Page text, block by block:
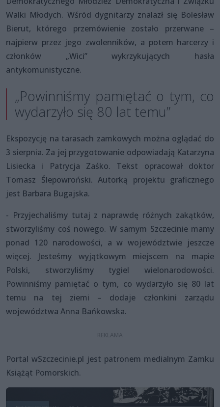
Walki Młodych. Wśród dygnitarzy znalazł się Bolesław
Bierut, którego przemówienie zostało przerwane –
najpierw przez jego zwolenników, a potem harcerzy i
członków „Wici” wykrzykujących hasła
antykomunistyczne.
„Powinniśmy pamiętać o tym, co
wydarzyło się 80 lat temu”
Ekspozycję na tarasach zamkowych można oglądać do
3 sierpnia. Za jej przygotowanie odpowiadają Katarzyna
Lisiecka i Patrycja Zaśko. Tekst opracował doktor
Tomasz Ślepowroński. Autorką projektu graficznego
jest Barbara Bugajska.
- Przyjechaliśmy tutaj z naprawdę różnych zakątków,
stworzyliśmy coś nowego. W samym Szczecinie mamy
ponad 120 narodowości, a w województwie jeszcze
więcej. Jesteśmy wyjątkowym miejscem na mapie
Polski, stworzyliśmy tygiel wielonarodowości.
Powinniśmy pamiętać o tym, co wydarzyło się 80 lat
temu na tej ziemi – dodaje członkini zarządu
województwa Anna Bańkowska.
Portal wSzczecinie.pl jest patronem medialnym Zamku
Książąt Pomorskich.